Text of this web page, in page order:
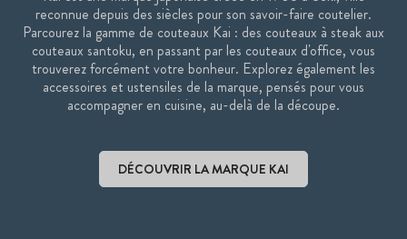
Poignée : 12,2 cm
Manche en bois Pakka Noir
Finition de la lame : damassée
Poids : 197g
Gamme : Shun Classic
Fabriqué au Japonais
reconnue depuis des siècles pour son savoir-faire coutelier.
Parcourez la gamme de couteaux Kai : des couteaux à steak aux
couteaux santoku, en passant par les couteaux d'office, vous
trouverez forcément votre bonheur. Explorez également les
accessoires et ustensiles de la marque, pensés pour vous
accompagner en cuisine, au-delà de la découpe.
DÉCOUVRIR LA MARQUE KAI